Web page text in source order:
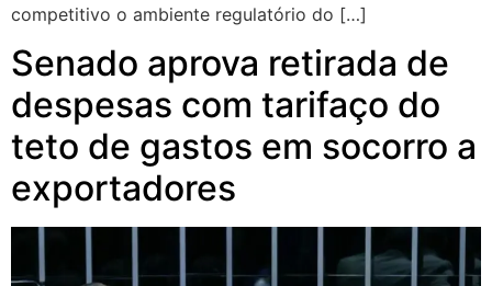
competitivo o ambiente regulatório do […]
Senado aprova retirada de
despesas com tarifaço do
teto de gastos em socorro a
exportadores